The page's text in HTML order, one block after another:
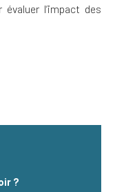
l’impact des
?